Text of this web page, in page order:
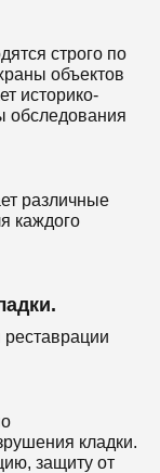
строго по
объектов
историко-
обследования
различные
каждого
кладки.
защиту от